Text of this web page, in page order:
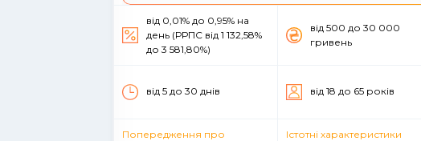
від 0,01% до 0,95% на
день (РРПС від 1 132,58%
до 3 581,80%)
вiд 500 до 30 000
гривень
від 5 до 30 днiв вiд 18 до 65 рокiв
Попередження про
Істотні характеристики